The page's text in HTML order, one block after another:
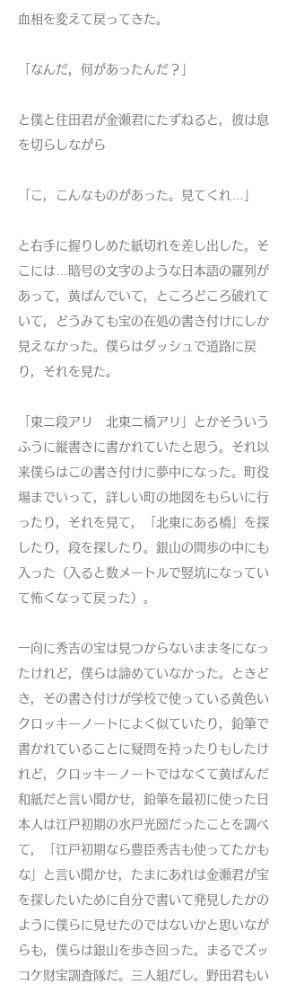
血相を変えて戻ってきた。
「なんだ，何があったんだ？」
と僕と住田君が金瀬君にたずねると，彼は息
を切らしながら
「こ，こんなものがあった。見てくれ…」
と右手に握りしめた紙切れを差し出した。そ
こには…暗号の文字のような日本語の羅列が
あって，黄ばんでいて，ところどころ破れて
いて，どうみても宝の在処の書き付けにしか
見えなかった。僕らはダッシュで道路に戻
り，それを見た。
「東ニ段アリ 北東ニ橋アリ」とかそういう
ふうに縦書きに書かれていたと思う。それ以
来僕らはこの書き付けに夢中になった。町役
場までいって，詳しい町の地図をもらいに行
ったり，それを見て，「北東にある橋」を探
したり，段を探したり。銀山の間歩の中にも
入った（入ると数メートルで竪坑になってい
て怖くなって戻った）。
一向に秀吉の宝は見つからないまま冬になっ
たけれど，僕らは諦めていなかった。ときど
き，その書き付けが学校で使っている黄色い
クロッキーノートによく似ていたり，鉛筆で
書かれていることに疑問を持ったりもしたけ
れど，クロッキーノートではなくて黄ばんだ
和紙だと言い聞かせ，鉛筆を最初に使った日
本人は江戸初期の水戸光圀だったことを調べ
て，「江戸初期なら豊臣秀吉も使ってたかも
な」と言い聞かせ，たまにあれは金瀬君が宝
を探したいために自分で書いて発見したかの
ように僕らに見せたのではないかと思いなが
らも，僕らは銀山を歩き回った。まるでズッ
コケ財宝調査隊だ。三人組だし。野田君もい